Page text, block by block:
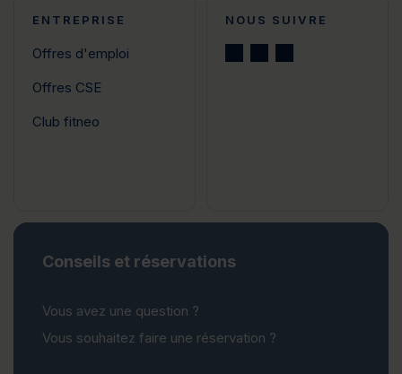
ENTREPRISE
Offres d'emploi
Offres CSE
Club fitneo
NOUS SUIVRE
Conseils et réservations
Vous avez une question ?
Vous souhaitez faire une réservation ?